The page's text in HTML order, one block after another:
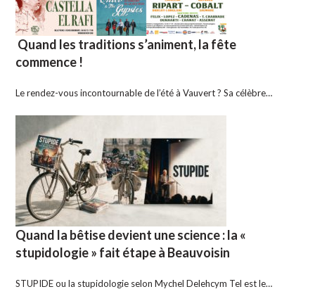
Quand les traditions s’animent, la fête
commence !
Le rendez-vous incontournable de l’été à Vauvert ? Sa célèbre…
Quand la bêtise devient une science : la «
stupidologie » fait étape à Beauvoisin
STUPIDE ou la stupidologie selon Mychel Delehcym Tel est le…